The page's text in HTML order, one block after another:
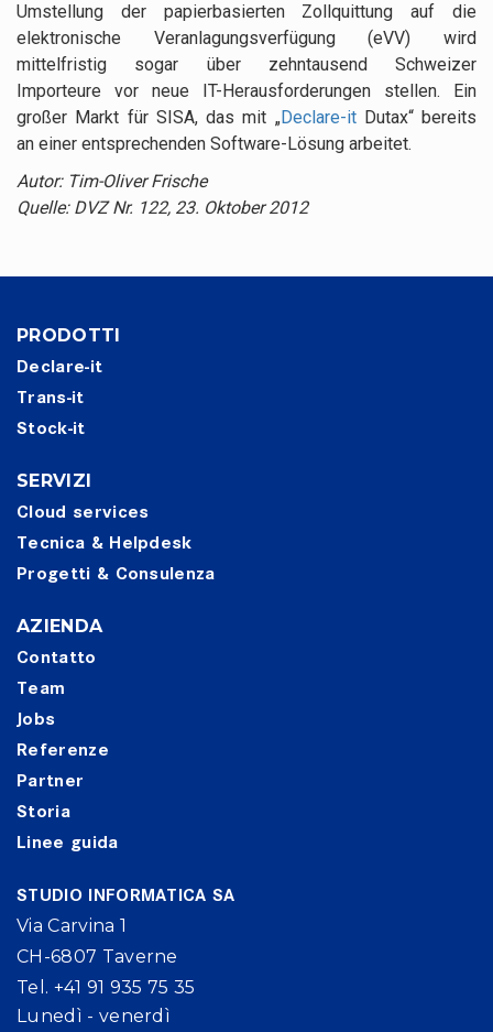
Umstellung der papierbasierten Zollquittung auf die
elektronische Veranlagungsverfügung (eVV) wird
mittelfristig sogar über zehntausend Schweizer
Importeure vor neue IT-Herausforderungen stellen. Ein
großer Markt für SISA, das mit „Declare-itDutax“ bereits
an einer entsprechenden Software-Lösung arbeitet.
Autor: Tim-Oliver Frische
Quelle: DVZ Nr. 122, 23. Oktober 2012
PRODOTTI
Declare-it
Trans-it
Stock-it
SERVIZI
Cloud services
Tecnica & Helpdesk
Progetti & Consulenza
AZIENDA
Contatto
Team
Jobs
Referenze
Partner
Storia
Linee guida
STUDIO INFORMATICA SA
Via Carvina 1
CH-6807 Taverne
Tel. +41 91 935 75 35
Lunedì - venerdì